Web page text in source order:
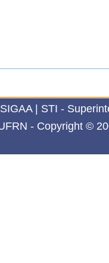
SIGAA | STI -
- Copyright ©